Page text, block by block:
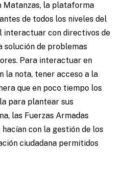
Matanzas, la plataforma
de todos los niveles del
interactuar con directivos de
solución de problemas
Para interactuar en
la nota, tener acceso a la
que en poco tiempo los
para plantear sus
las Fuerzas Armadas
hacían con la gestión de los
ciudadana permitidos